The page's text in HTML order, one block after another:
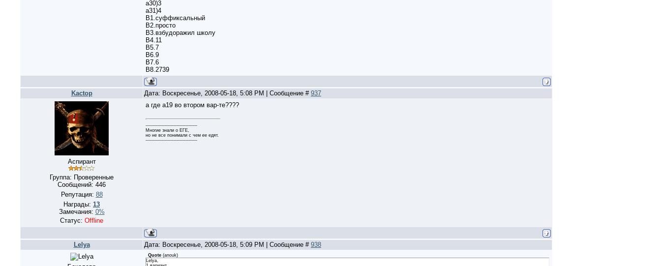
а30)3
а31)4
B1.суффиксальный
B2.просто
B3.взбудоражил школу
B4.11
B5.7
B6.9
B7.6
B8.2739
Kactop Дата: Воскресенье, 2008-05-18, 5:08 PM | Сообщение # 937
Аспирант
Группа: Проверенные
Сообщений: 446
Репутация: 88
Награды: 13
Замечания: 0%
Статус: Offline
а где а19 во втором вар-те????
-----------------------------------
Многие знали о ЕГЕ,
но не все понимали с чем ее едят.
-----------------------------------
Lelya Дата: Воскресенье, 2008-05-18, 5:09 PM | Сообщение # 938
Quote (anouk)
Lelya,